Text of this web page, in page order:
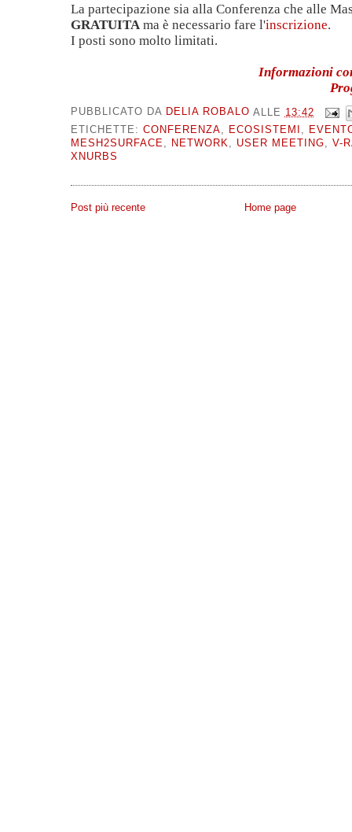
La partecipazione sia alla Conferenza che alle
GRATUITA ma è necessario fare l'inscrizione.
I posti sono molto limitati.
Informazioni
PUBBLICATO DA DELIA ROBALO ALLE 13:42
ETICHETTE: CONFERENZA, ECOSISTEMI ,
MESH2SURFACE, NETWORK, USER MEETING, V-
XNURBS
Post più recente Home page